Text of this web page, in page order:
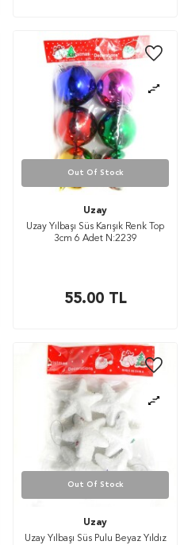
Out Of Stock
Uzay
Uzay Yılbaşı Süs Karışık Renk Top
3cm 6 Adet N:2239
55.00TL
Out Of Stock
Uzay
Uzay Yılbaşı Süs Pulu Beyaz Yıldız